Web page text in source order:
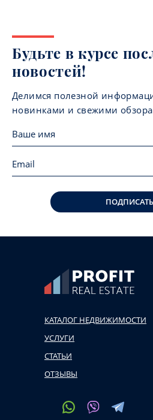
Будьте в курсе
новостей!
Делимся полезной
новинками и свежими
КАТАЛОГ НЕДВИЖИМОСТИ
УСЛУГИ
СТАТЬИ
ОТЗЫВЫ